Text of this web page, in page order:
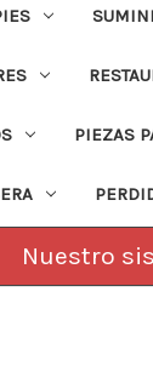
PIEZAS
Nuestro